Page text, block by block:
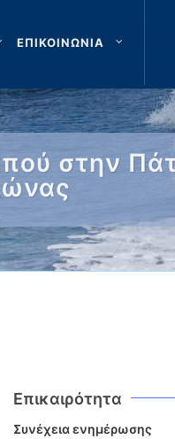
ΕΠΙΚΟΙΝΩΝΙΑ
στην
Επικαιρότητα
Συνέχεια ενημέρωσης